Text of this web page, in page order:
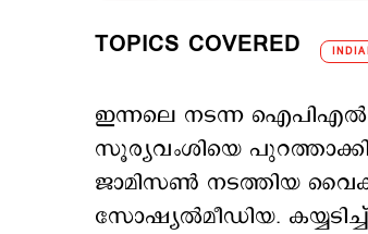
TOPICS COVERED
ഇന്നലെ നടന്ന
സൂര്യവംശിയെ
ജാമിസൺ നടത്തിയ
സോഷ്യല്‍മീഡിയ.